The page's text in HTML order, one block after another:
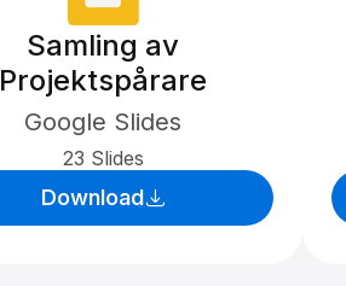
Samling av
Projektspårare
Google Slides
23 Slides
Download